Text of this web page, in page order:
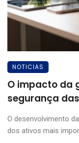
NOTICIAS
O impacto da
segurança
O desenvolvimento
dos ativos mais